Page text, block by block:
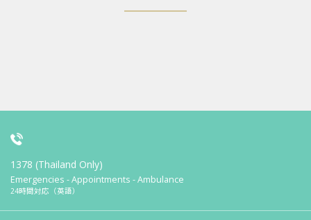
1378 (Thailand Only)
Emergencies - Appointments - Ambulance
24時間対応（英語）